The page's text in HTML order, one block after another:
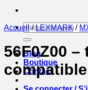
Recherche
pour :
Blog
Boutique
Contact
Accueil / LEXMARK /
56F0Z00 –